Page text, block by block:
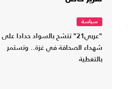
سياسة
"عربي21" تتشح بالسواد حدادا على
شهداء الصحافة في غزة.. وتستمر
بالتغطية